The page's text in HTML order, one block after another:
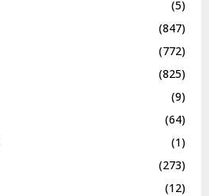
(5)
(847)
(772)
(825)
(9)
(64)
(1)
(273)
(12)